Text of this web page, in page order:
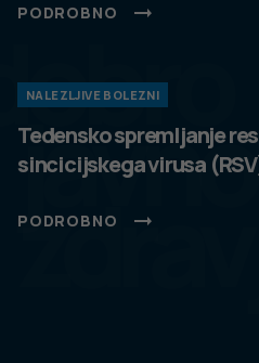
javno
zdravje
PODROBNO
NALEZLJIVE BOLEZNI
Tedensko spremljanje
sincicijskega virusa
PODROBNO